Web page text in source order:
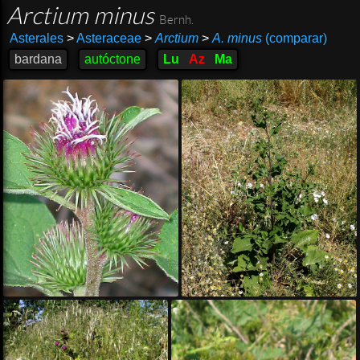
Arctium minus Bernh.
Asterales >Asteraceae > Arctium > A. minus(comparar)
bardana
autóctone Lu Az Ma